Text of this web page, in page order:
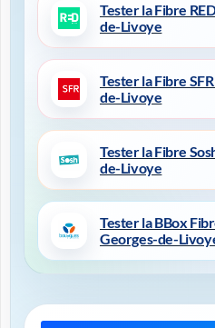
Tester la Fibre
de-Livoye
Tester la Fibre
de-Livoye
Tester la Fibre
de-Livoye
Tester la BBox
Georges-de-